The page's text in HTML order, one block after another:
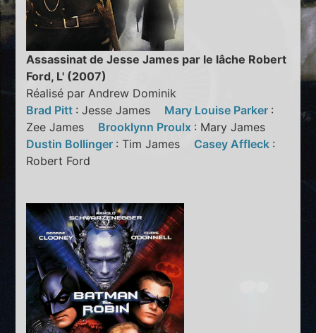
Assassinat de Jesse James par le lâche Robert
Ford, L' (2007)
Réalisé par Andrew Dominik
Brad Pitt : Jesse James Mary Louise Parker :
Zee James Brooklynn Proulx : Mary James
Dustin Bollinger : Tim James Casey Affleck :
Robert Ford